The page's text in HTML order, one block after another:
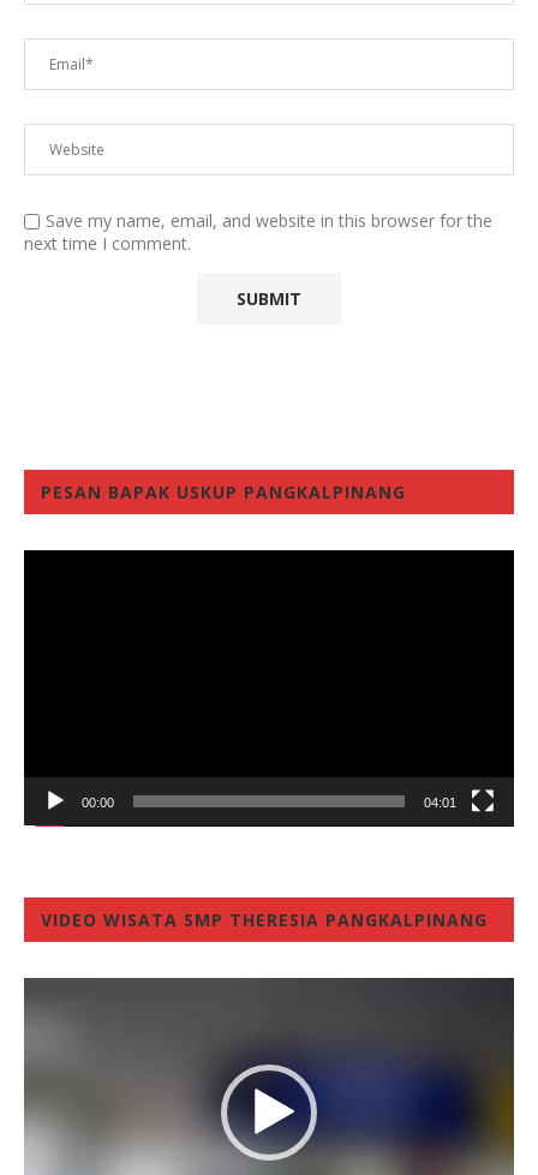
Save my name, email, and website in this browser for the
next time I comment.
PESAN BAPAK USKUP PANGKALPINANG
00:00 04:01
VIDEO WISATA SMP THERESIA PANGKALPINANG